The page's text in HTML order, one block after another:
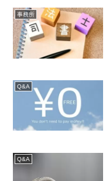
事務所
Q&A
Q&A